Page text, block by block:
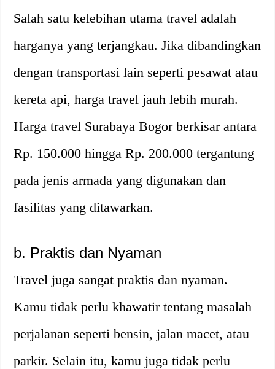
Salah satu kelebihan utama travel adalah
harganya yang terjangkau. Jika dibandingkan
dengan transportasi lain seperti pesawat atau
kereta api, harga travel jauh lebih murah.
Harga travel Surabaya Bogor berkisar antara
Rp. 150.000 hingga Rp. 200.000 tergantung
pada jenis armada yang digunakan dan
fasilitas yang ditawarkan.
b. Praktis dan Nyaman
Travel juga sangat praktis dan nyaman.
Kamu tidak perlu khawatir tentang masalah
perjalanan seperti bensin, jalan macet, atau
parkir. Selain itu, kamu juga tidak perlu